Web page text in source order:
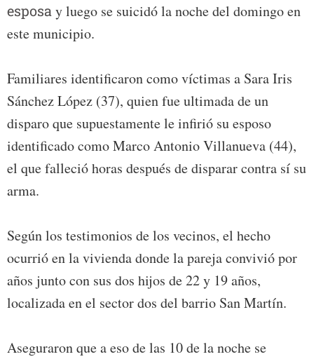
esposa y luego se suicidó la noche del domingo en
este municipio.
Familiares identificaron como víctimas a Sara Iris
Sánchez López (37), quien fue ultimada de un
disparo que supuestamente le infirió su esposo
identificado como Marco Antonio Villanueva (44),
el que falleció horas después de disparar contra sí su
arma.
Según los testimonios de los vecinos, el hecho
ocurrió en la vivienda donde la pareja convivió por
años junto con sus dos hijos de 22 y 19 años,
localizada en el sector dos del barrio San Martín.
Aseguraron que a eso de las 10 de la noche se